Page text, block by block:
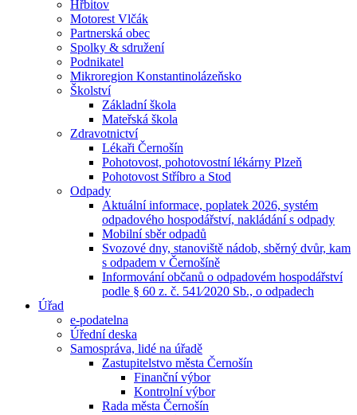
Hřbitov
Motorest Vlčák
Partnerská obec
Spolky & sdružení
Podnikatel
Mikroregion Konstantinolázeňsko
Školství
Základní škola
Mateřská škola
Zdravotnictví
Lékaři Černošín
Pohotovost, pohotovostní lékárny Plzeň
Pohotovost Stříbro a Stod
Odpady
Aktuální informace, poplatek 2026, systém
odpadového hospodářství, nakládání s odpady
Mobilní sběr odpadů
Svozové dny, stanoviště nádob, sběrný dvůr, kam
s odpadem v Černošíně
Informování občanů o odpadovém hospodářství
podle § 60 z. č. 541⁄2020 Sb., o odpadech
Úřad
e-podatelna
Úřední deska
Samospráva, lidé na úřadě
Zastupitelstvo města Černošín
Finanční výbor
Kontrolní výbor
Rada města Černošín